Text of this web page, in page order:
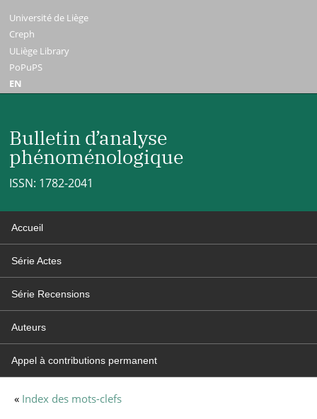
Université de Liège
Creph
ULiège Library
PoPuPS
EN
Bulletin d’analyse
phénoménologique
ISSN: 1782-2041
Accueil
Série Actes
Série Recensions
Auteurs
Appel à contributions permanent
« Index des mots-clefs